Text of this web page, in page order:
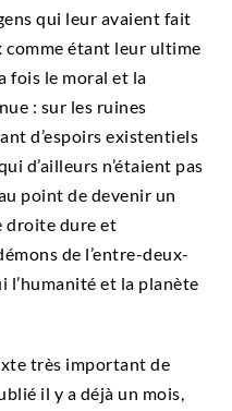
qui leur avaient fait
comme étant leur ultime
fois le moral et la
: sur les ruines
d’espoirs existentiels
d’ailleurs n’étaient pas
point de devenir un
droite dure et
de l’entre-deux-
l’humanité et la planète
très important de
il y a déjà un mois,